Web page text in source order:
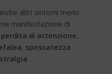
altri sintomi meno
manifestazione di
perdita di attenzione,
, spossatezza
.